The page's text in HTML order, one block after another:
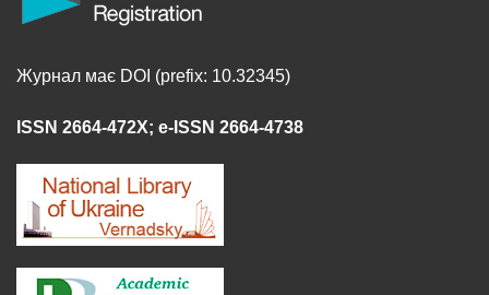
Журнал має DOI (prefix: 10.32345)
ISSN 2664-472X; e-ISSN 2664-4738